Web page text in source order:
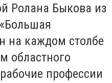
Ролана Быкова из
на каждом столбе
областного
профессии